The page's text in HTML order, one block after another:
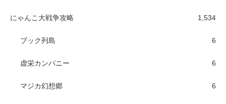
にゃんこ大戦争攻略 1,534
ブック列島 6
虚栄カンパニー 6
マジカ幻想郷 6